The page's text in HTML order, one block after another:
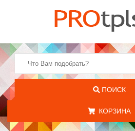
ПОИСК
КОРЗИНА